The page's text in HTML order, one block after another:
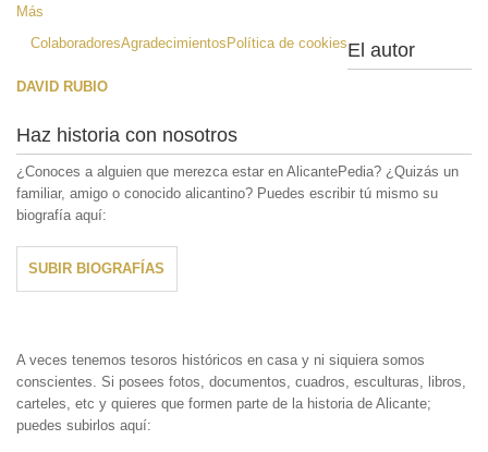
Más
ColaboradoresAgradecimientosPolítica de cookiesEl autor
DAVID RUBIO
Haz historia con nosotros
¿Conoces a alguien que merezca estar en AlicantePedia? ¿Quizás un
familiar, amigo o conocido alicantino? Puedes escribir tú mismo su
biografía aquí:
SUBIR BIOGRAFÍAS
A veces tenemos tesoros históricos en casa y ni siquiera somos
conscientes. Si posees fotos, documentos, cuadros, esculturas, libros,
carteles, etc y quieres que formen parte de la historia de Alicante;
puedes subirlos aquí: